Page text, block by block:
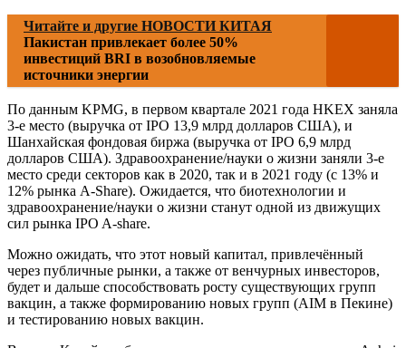
Читайте и другие НОВОСТИ КИТАЯ
Пакистан привлекает более 50%
инвестиций BRI в возобновляемые
источники энергии
По данным KPMG, в первом квартале 2021 года HKEX заняла
3-е место (выручка от IPO 13,9 млрд долларов США), и
Шанхайская фондовая биржа (выручка от IPO 6,9 млрд
долларов США). Здравоохранение/науки о жизни заняли 3-е
место среди секторов как в 2020, так и в 2021 году (с 13% и
12% рынка A-Share). Ожидается, что биотехнологии и
здравоохранение/науки о жизни станут одной из движущих
сил рынка IPO A-share.
Можно ожидать, что этот новый капитал, привлечённый
через публичные рынки, а также от венчурных инвесторов,
будет и дальше способствовать росту существующих групп
вакцин, а также формированию новых групп (AIM в Пекине)
и тестированию новых вакцин.